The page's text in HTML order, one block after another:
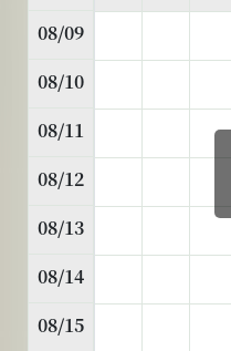
08/09
08/10
08/11
08/12
08/13
08/14
08/15